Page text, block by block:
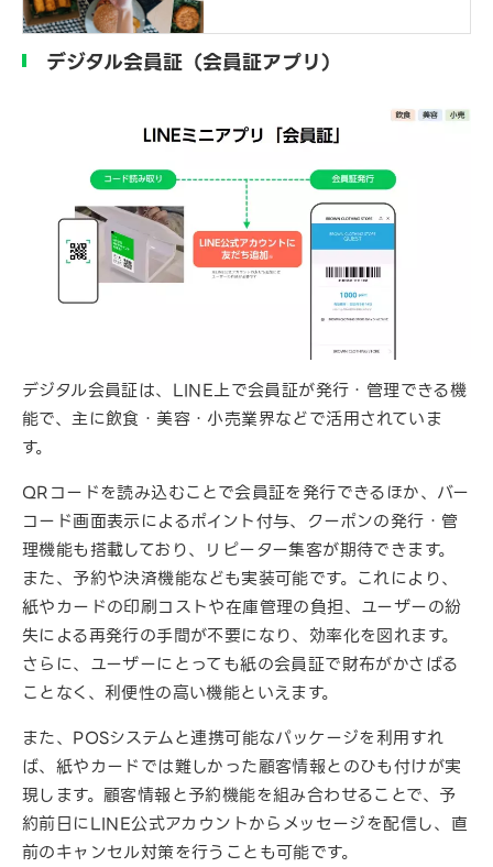
デジタル会員証（会員証アプリ）
デジタル会員証は、LINE上で会員証が発行・管理できる機
能で、主に飲食・美容・小売業界などで活用されていま
す。
QRコードを読み込むことで会員証を発行できるほか、バー
コード画面表示によるポイント付与、クーポンの発行・管
理機能も搭載しており、リピーター集客が期待できます。
また、予約や決済機能なども実装可能です。これにより、
紙やカードの印刷コストや在庫管理の負担、ユーザーの紛
失による再発行の手間が不要になり、効率化を図れます。
さらに、ユーザーにとっても紙の会員証で財布がかさばる
ことなく、利便性の高い機能といえます。
また、POSシステムと連携可能なパッケージを利用すれ
ば、紙やカードでは難しかった顧客情報とのひも付けが実
現します。顧客情報と予約機能を組み合わせることで、予
約前日にLINE公式アカウントからメッセージを配信し、直
前のキャンセル対策を行うことも可能です。